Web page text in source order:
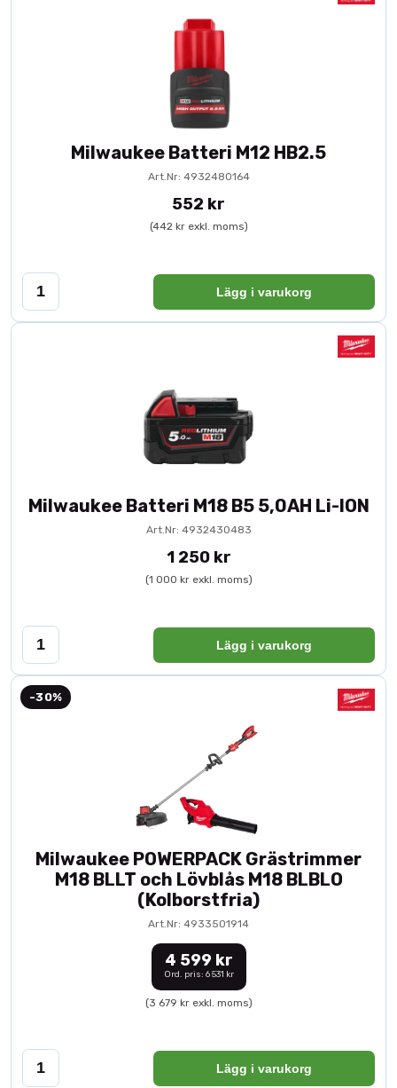
Milwaukee Batteri M12 HB2.5
Art.Nr: 4932480164
552 kr
(442 kr exkl. moms)
Lägg i varukorg
Milwaukee Batteri M18 B5 5,0AH Li-ION
Art.Nr: 4932430483
1 250 kr
(1 000 kr exkl. moms)
Lägg i varukorg
-30%
Milwaukee POWERPACK Grästrimmer
M18 BLLT och Lövblås M18 BLBLO
(Kolborstfria)
Art.Nr: 4933501914
4 599 kr
Ord. pris: 6 531 kr
(3 679 kr exkl. moms)
Lägg i varukorg